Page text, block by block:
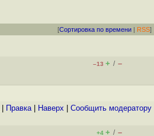
[Сортировка по времени | RSS]
–13 + / –
Правка| Наверх Cообщить модератору
+4 + / –